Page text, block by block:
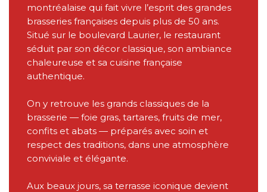
montréalaise qui fait vivre l’esprit des grandes
brasseries françaises depuis plus de 50 ans.
Situé sur le boulevard Laurier, le restaurant
séduit par son décor classique, son ambiance
chaleureuse et sa cuisine française
authentique.
On y retrouve les grands classiques de la
brasserie — foie gras, tartares, fruits de mer,
confits et abats — préparés avec soin et
respect des traditions, dans une atmosphère
conviviale et élégante.
Aux beaux jours, sa terrasse iconique devient